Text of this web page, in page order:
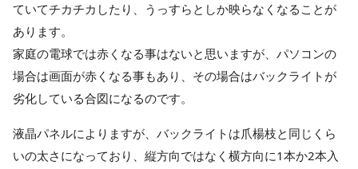
ていてチカチカしたり、うっすらとしか映らなくなることが
あります。
家庭の電球では赤くなる事はないと思いますが、パソコンの
場合は画面が赤くなる事もあり、その場合はバックライトが
劣化している合図になるのです。
液晶パネルによりますが、バックライトは爪楊枝と同じくら
いの太さになっており、縦方向ではなく横方向に1本か2本入